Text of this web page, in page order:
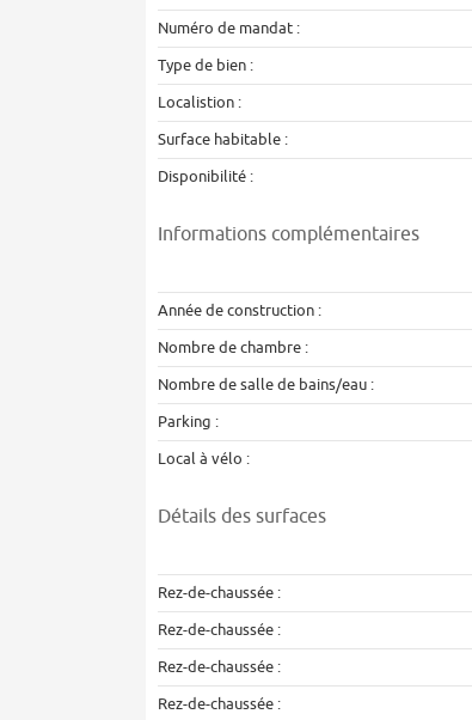
Numéro de mandat :
Type de bien :
Localistion :
Surface habitable :
Disponibilité :
Informations complémentaires
Année de construction :
Nombre de chambre :
Nombre de salle de bains/eau :
Parking :
Local à vélo :
Détails des surfaces
Rez-de-chaussée :
Rez-de-chaussée :
Rez-de-chaussée :
Rez-de-chaussée :